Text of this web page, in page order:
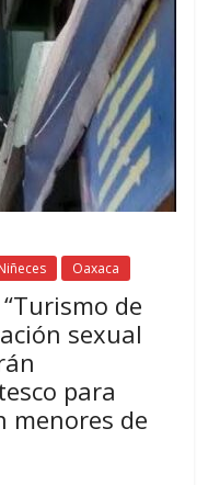
Oaxaca
de
sexual
para
menores de